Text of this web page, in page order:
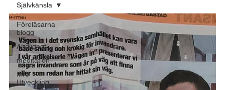
Föreläsarna
blogg
Andlighet
meditation
Inre
Utveckling
Självkänsla